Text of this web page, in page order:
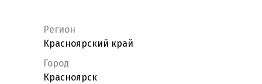
Регион
Красноярский край
Город
Красноярск